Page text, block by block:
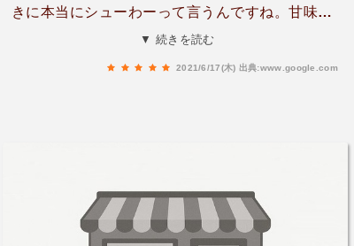
きに本当にシューわーって言うんですね。甘味は
抑え目でふわふわでチョコの苦味も感じられて美
▼ 続きを読む
2021/6/17(木) 出典:www.google.com